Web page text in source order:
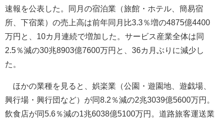
速報を公表した。同月の宿泊業（旅館・ホテル、簡易宿
所、下宿業）の売上高は前年同月比3.3％増の4875億4400
万円と、10カ月連続で増加した。サービス産業全体は同
2.5％減の30兆8903億7600万円と、36カ月ぶりに減少し
た。
ほかの業種を見ると、娯楽業（公園・遊園地、遊戯場、
興行場・興行団など）が同8.2％減の2兆3039億5600万円。
飲食店が同5.6％減の1兆6038億5100万円。道路旅客運送業